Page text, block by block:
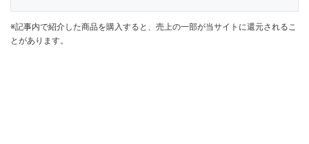
※記事内で紹介した商品を購入すると、売上の一部が当サイトに還元されるこ
とがあります。